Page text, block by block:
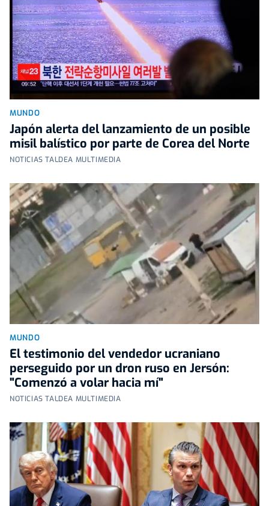
MUNDO
Japón alerta del lanzamiento de un posible
misil balístico por parte de Corea del Norte
NOTICIAS TALDEA MULTIMEDIA
MUNDO
El testimonio del vendedor ucraniano
perseguido por un dron ruso en Jersón:
"Comenzó a volar hacia mí"
NOTICIAS TALDEA MULTIMEDIA